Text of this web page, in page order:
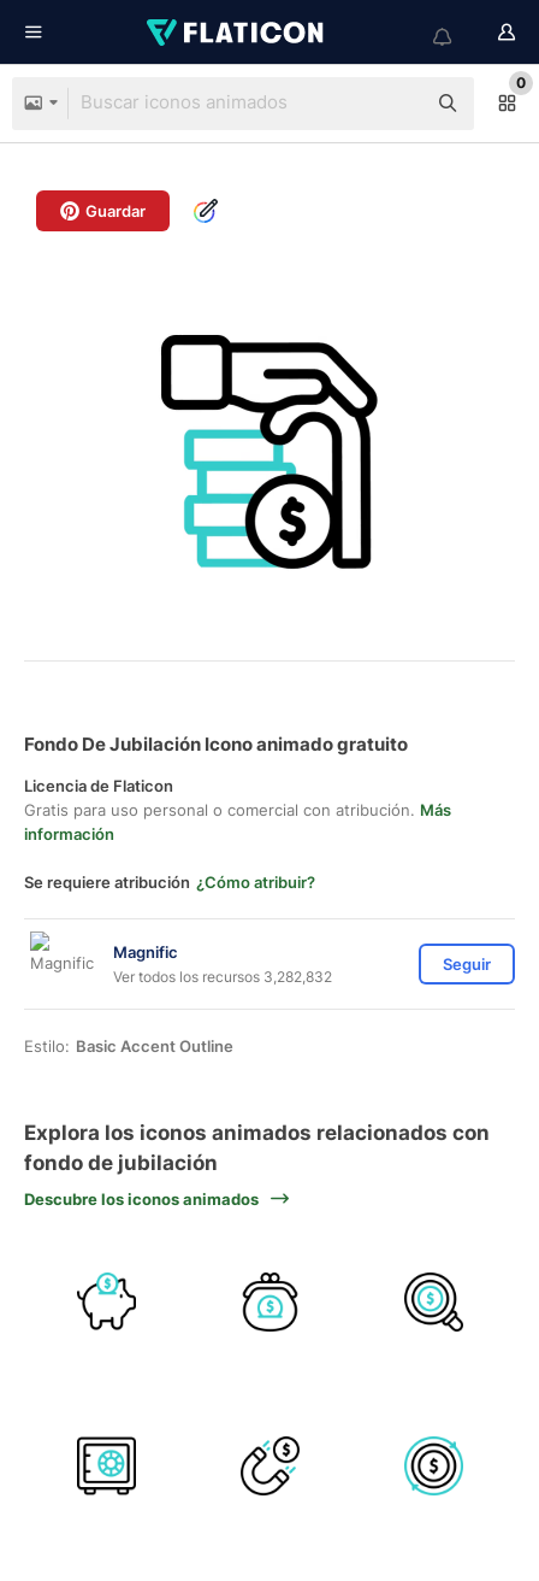
0
Guardar
Fondo De Jubilación Icono animado gratuito
Licencia de Flaticon
Gratis para uso personal o comercial con atribución. Más
información
Se requiere atribución ¿Cómo atribuir?
Magnific
Ver todos los recursos 3,282,832
Seguir
Estilo: Basic Accent Outline
Explora los iconos animados relacionados con
fondo de jubilación
Descubre los iconos animados